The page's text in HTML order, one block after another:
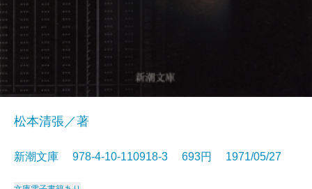
松本清張／著
新潮文庫 978-4-10-110918-3 693円 1971/05/27